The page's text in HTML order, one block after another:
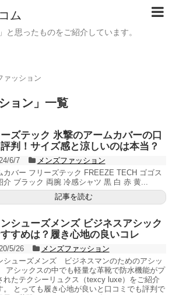
ム
と思ったものをご紹介しています。
ァッション
ョン 」 一覧
ズテック 氷撃のアームカバーの口
判！サイズ感と涼しいのは本当？
6/7
メンズファッション
カバー フリーズテック FREEZE TECH ゴゴス
介 ブラック 両腕 冷感シャツ 黒 白 赤 黄...
記事を読む
シューズメンズ ビジネスアシック
すめは？履き心地の良いコレ
5/26
メンズファッション
シューズメンズ ビジネスマンのためのアシッ
アシックスの中でも軽量な革靴で防水機能がプ
れたテクシーリュクス（texcy luxe）をご紹介
。 とっても履き心地が良いと口コミでも評判で